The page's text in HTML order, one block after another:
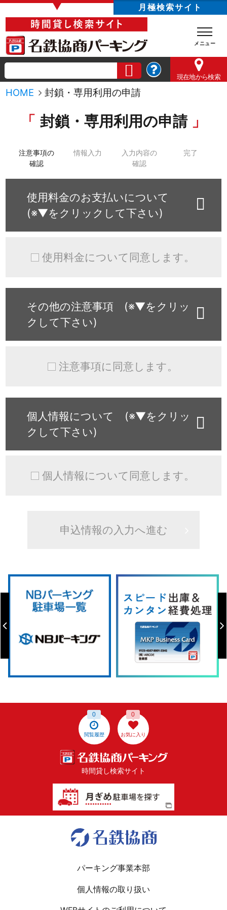
▼ 月極検索サイト
現在地から検索
HOME 封鎖・専用利用の申請
封鎖・専用利用の申請
注意事項の
確認
情報入力
入力内容の
確認
完了
使用料金のお支払いについて
(※▼をクリックして下さい)
使用料金について同意します。
その他の注意事項 (※▼をクリッ
クして下さい)
注意事項に同意します。
個人情報について (※▼をクリッ
クして下さい)
個人情報について同意します。
閲覧履歴
0
お気に入り
0
時間貸し検索サイト
パーキング事業本部
個人情報の取り扱い